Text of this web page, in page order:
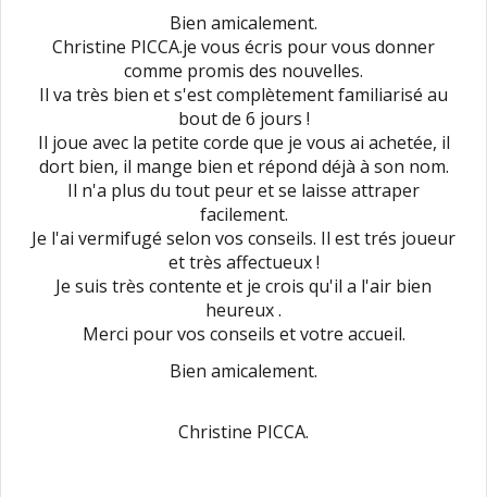
Bien amicalement.
Christine PICCA.je vous écris pour vous donner
comme promis des nouvelles.
Il va très bien et s'est complètement familiarisé au
bout de 6 jours !
Il joue avec la petite corde que je vous ai achetée, il
dort bien, il mange bien et répond déjà à son nom.
Il n'a plus du tout peur et se laisse attraper
facilement.
Je l'ai vermifugé selon vos conseils. Il est trés joueur
et très affectueux !
Je suis très contente et je crois qu'il a l'air bien
heureux .
Merci pour vos conseils et votre accueil.
Bien amicalement.
Christine PICCA.